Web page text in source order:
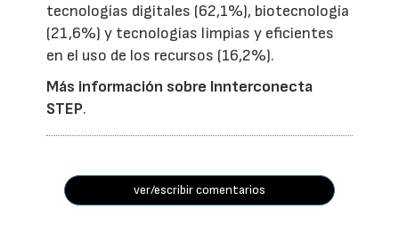
tecnologías digitales (62,1%), biotecnología
(21,6%) y tecnologías limpias y eficientes
en el uso de los recursos (16,2%).
Más información sobre Innterconecta
STEP.
ver/escribir comentarios